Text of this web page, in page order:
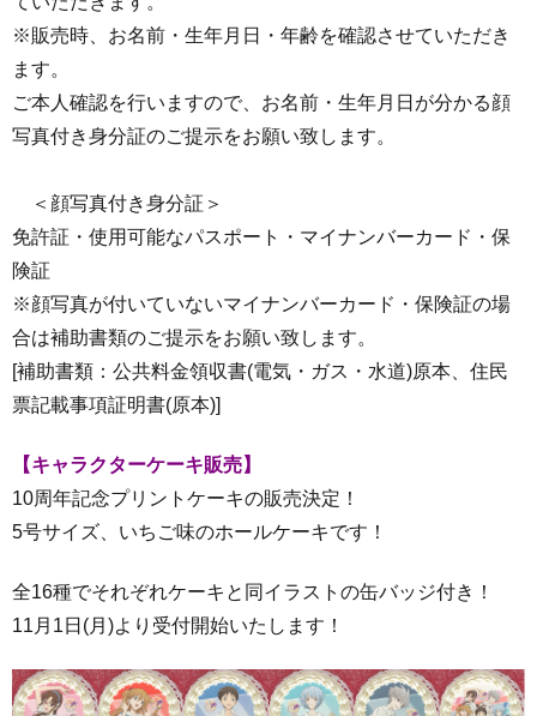
※販売時、お名前・生年月日・年齢を確認させていただき
ます。
ご本人確認を行いますので、お名前・生年月日が分かる顔
写真付き身分証のご提示をお願い致します。
＜顔写真付き身分証＞
免許証・使用可能なパスポート・マイナンバーカード・保
険証
※顔写真が付いていないマイナンバーカード・保険証の場
合は補助書類のご提示をお願い致します。
[補助書類：公共料金領収書(電気・ガス・水道)原本、住民
票記載事項証明書(原本)]
【キャラクターケーキ販売】
10周年記念プリントケーキの販売決定！
5号サイズ、いちご味のホールケーキです！
全16種でそれぞれケーキと同イラストの缶バッジ付き！
11月1日(月)より受付開始いたします！